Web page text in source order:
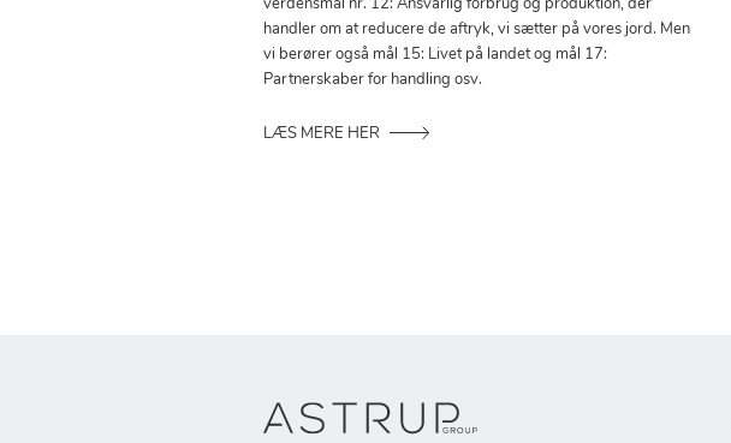
verdensmål nr. 12: Ansvarlig forbrug og produktion, der
handler om at reducere de aftryk, vi sætter på vores jord. Men
vi berører også mål 15: Livet på landet og mål 17:
Partnerskaber for handling osv.
LÆS MERE HER